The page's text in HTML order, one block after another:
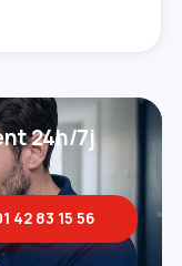
24h/7j
42 83 15 56